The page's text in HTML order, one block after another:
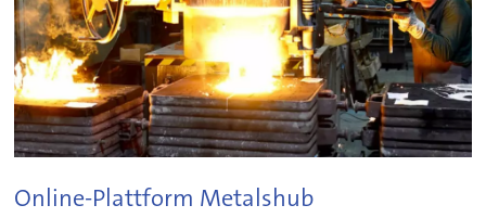
Online-Plattform Metalshub